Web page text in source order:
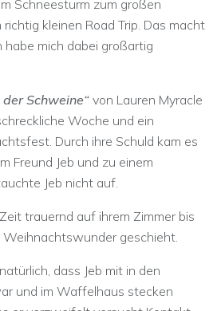
Schneesturm zum großen
kleinen Road Trip. Das macht
habe mich dabei großartig
Schweine“ von Lauren Myracle
Woche und ein
Durch ihre Schuld kam es
Freund Jeb und zu einem
Jeb nicht auf.
trauernd auf ihrem Zimmer bis
Weihnachtswunder geschieht.
dass Jeb mit in den
und im Waffelhaus stecken